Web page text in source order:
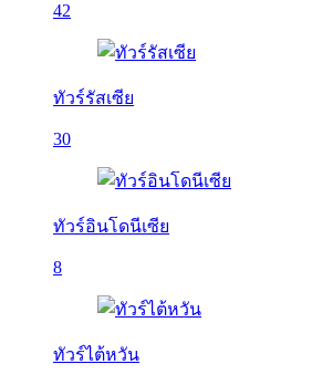
42
ทัวร์รัสเซีย
30
ทัวร์อินโดนีเซีย
8
ทัวร์ไต้หวัน